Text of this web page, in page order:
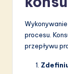
procesu.
przepływu